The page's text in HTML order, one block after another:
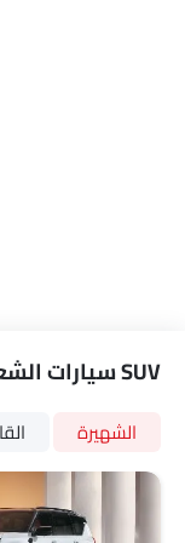
أندرويد أوتو
أبل كاربلاي
كابل شحن
مقعد وظيفة
شعاع عالي ذكي
SUV سيارات الشعبية
الشهيرة